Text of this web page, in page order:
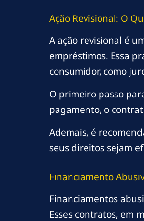
Ação Revisional: O
A ação revisional é
empréstimos. Essa
consumidor, como
O primeiro passo
pagamento, o
Ademais, é
seus direitos sejam
Financiamento
Financiamentos
Esses contratos, em